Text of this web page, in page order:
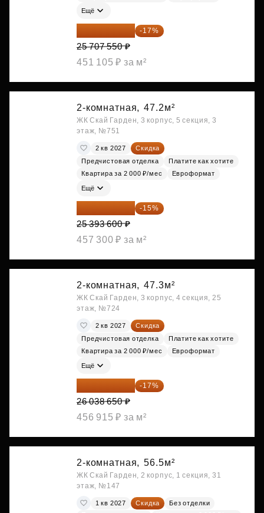
Ещё
21 337 267 ₽ -17%
25 707 550 ₽
451 105 ₽ за м²
2-комнатная, 47.2м²
ЖК Скай Гарден, 3 корпус, 5 секция, 3
этаж, №751
2 кв 2027
Скидка
Предчистовая отделка
Платите как хотите
Квартира за 2 000 ₽/мес
Евроформат
Ещё
21 584 560 ₽ -15%
25 393 600 ₽
457 300 ₽ за м²
2-комнатная, 47.3м²
ЖК Скай Гарден, 3 корпус, 4 секция, 25
этаж, №724
2 кв 2027
Скидка
Предчистовая отделка
Платите как хотите
Квартира за 2 000 ₽/мес
Евроформат
Ещё
21 612 080 ₽ -17%
26 038 650 ₽
456 915 ₽ за м²
2-комнатная, 56.5м²
ЖК Скай Гарден, 2 корпус, 1 секция, 31
этаж, №147
1 кв 2027 Скидка
Без отделки